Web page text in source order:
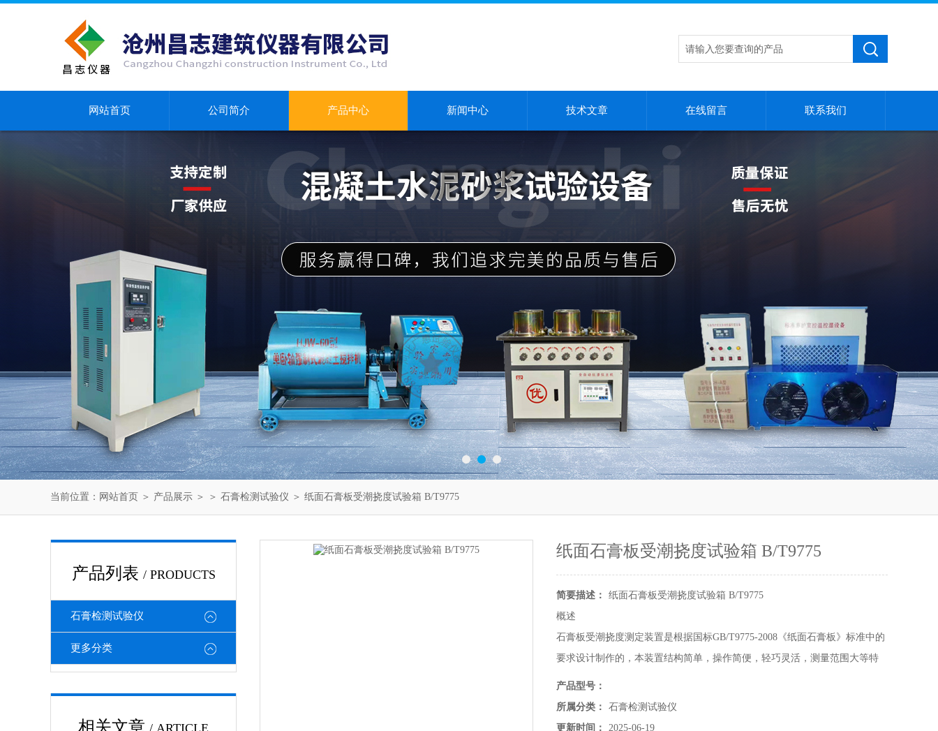
网站首页 公司简介 产品中心 新闻中心 技术文章 在线留言 联系我们
当前位置： 网站首页 ＞ 产品展示 ＞ ＞ 石膏检测试验仪 ＞ 纸面石膏板受潮挠度试验箱 B/T9775
产品列表 / PRODUCTS
石膏检测试验仪
更多分类
相关文章 / ARTICLE
纸面石膏板受潮挠度试验箱 B/T9775
简要描述：
纸面石膏板受潮挠度试验箱 B/T9775
概述
石膏板受潮挠度测定装置是根据国标GB/T9775-2008《纸面石膏板》标准中的
要求设计制作的，本装置结构简单，操作简便，轻巧灵活，测量范围大等特
点。
产品型号：
所属分类：
石膏检测试验仪
更新时间：
2025-06-19